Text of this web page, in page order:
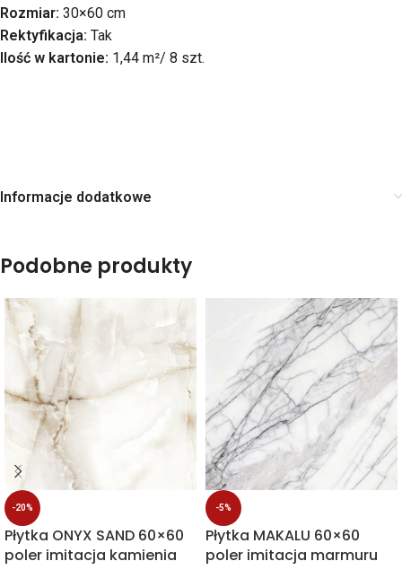
Rozmiar: 30×60 cm
Rektyfikacja: Tak
Ilość w kartonie: 1,44 m²/ 8 szt.
Informacje dodatkowe
Podobne produkty
-20%
Płytka ONYX SAND 60×60
poler imitacja kamienia
-5%
Płytka MAKALU 60×60
poler imitacja marmuru